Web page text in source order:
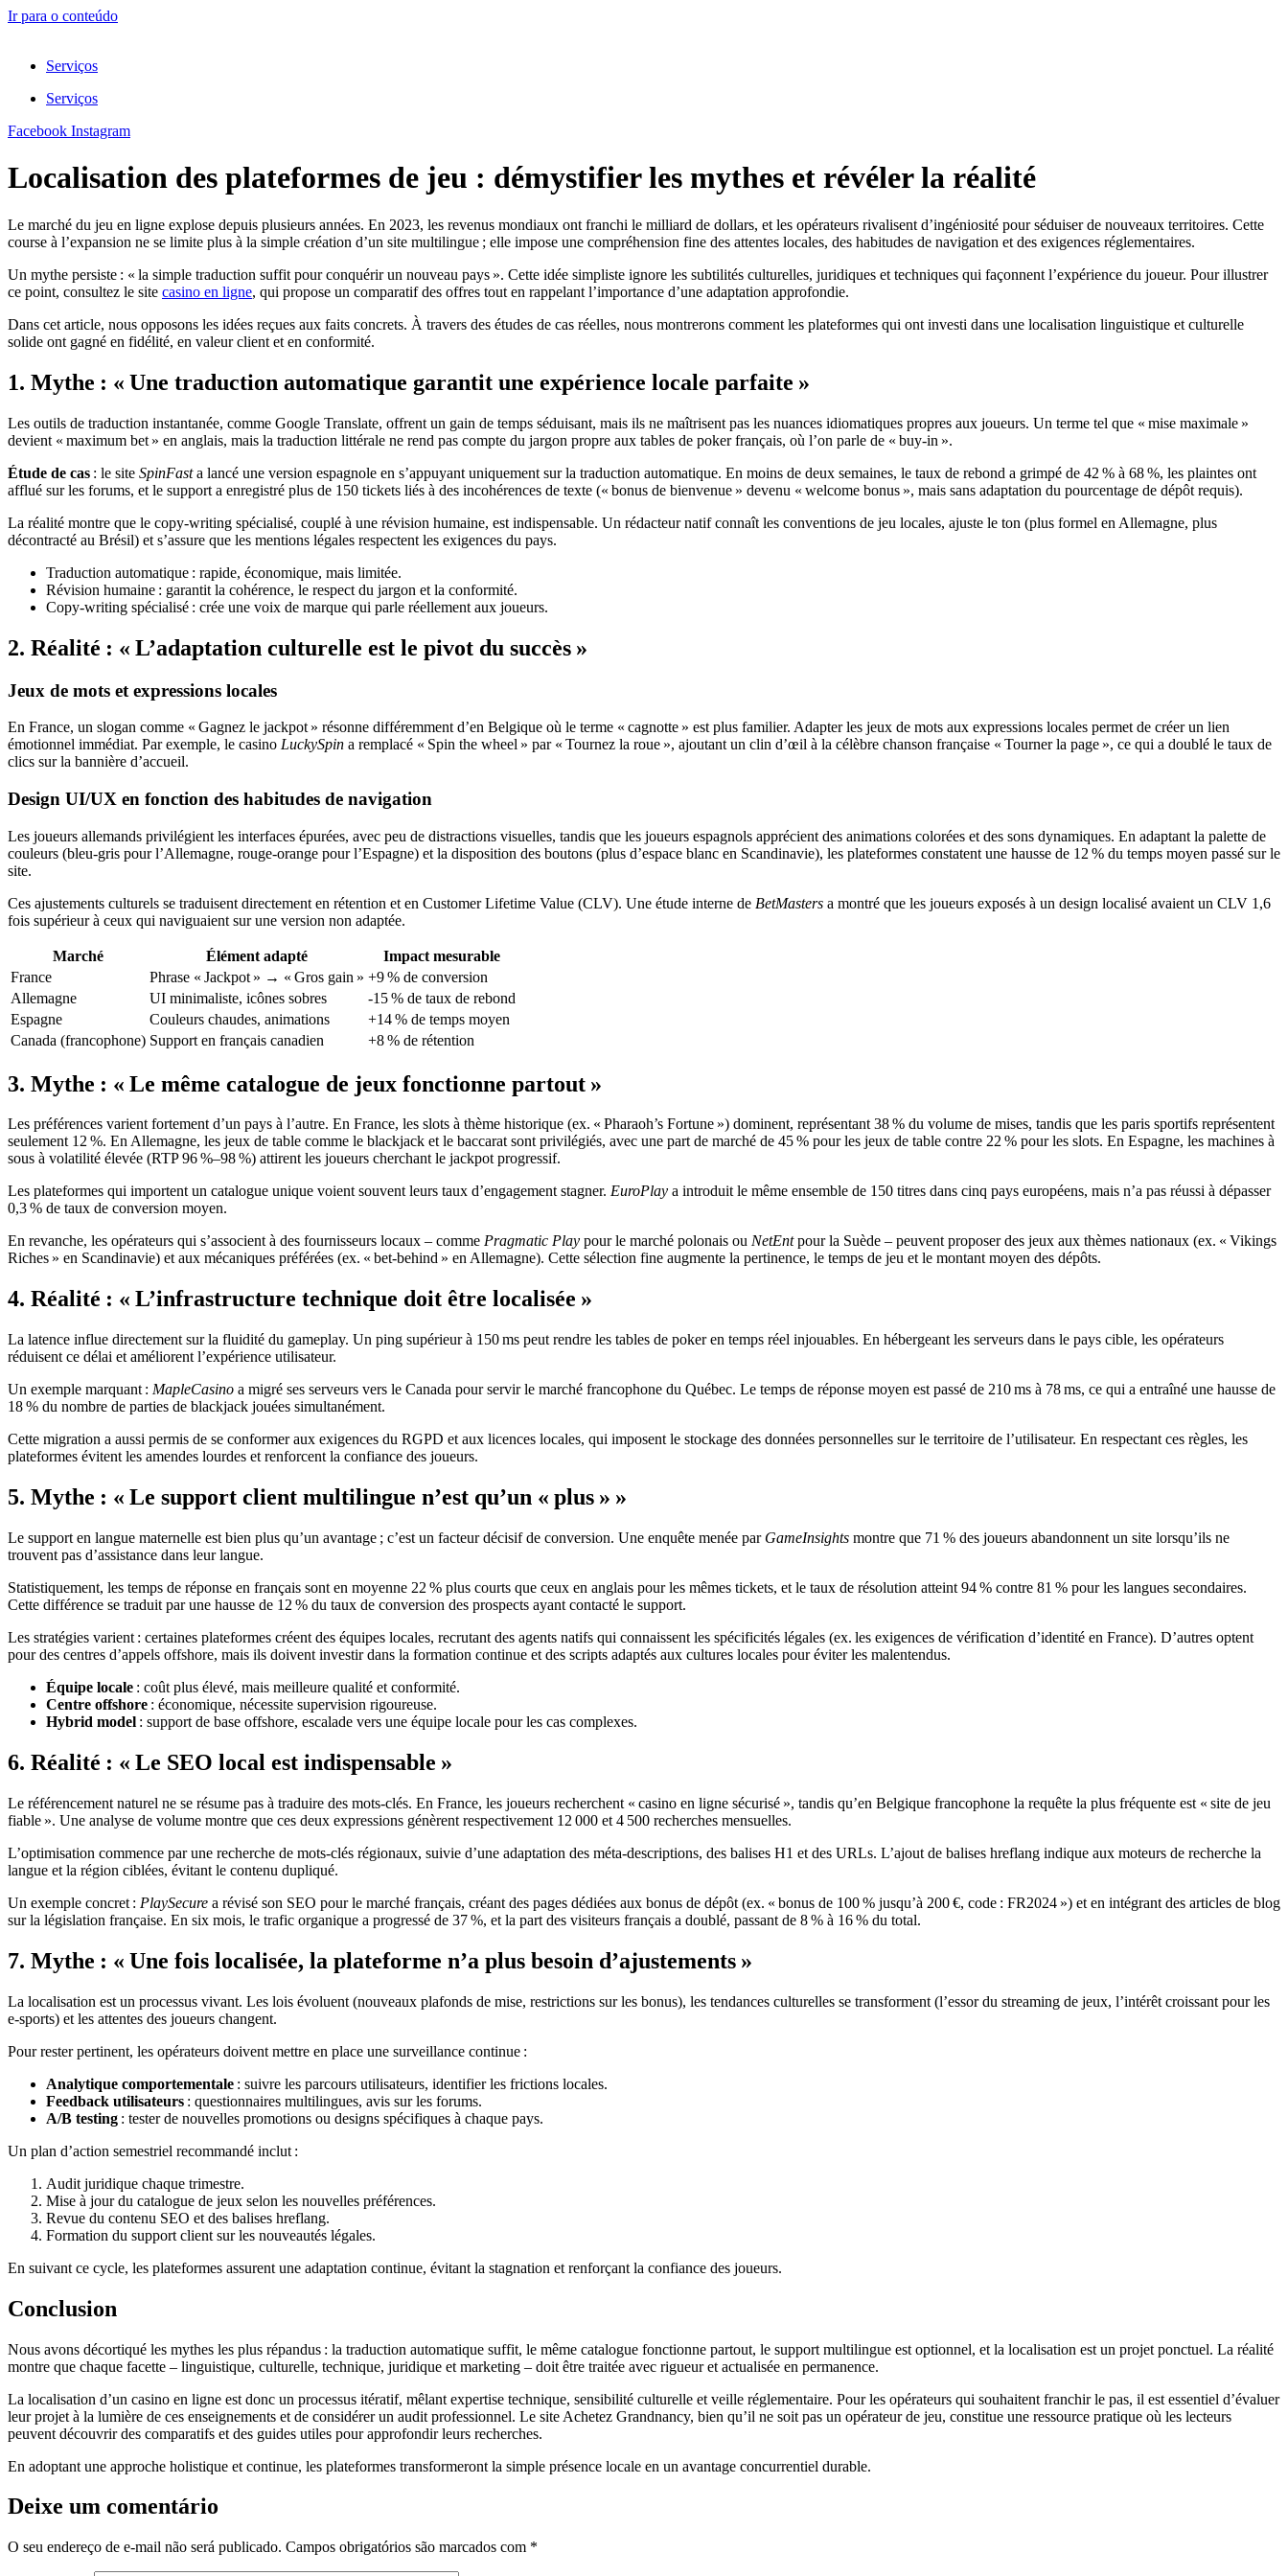
Ir para o conteúdo
Serviços
Serviços
Facebook Instagram
Localisation des plateformes de jeu : démystifier les mythes et révéler la réalité
Le marché du jeu en ligne explose depuis plusieurs années. En 2023, les revenus mondiaux ont franchi le milliard de dollars, et les opérateurs rivalisent d’ingéniosité pour séduiser de nouveaux territoires. Cette
course à l’expansion ne se limite plus à la simple création d’un site multilingue ; elle impose une compréhension fine des attentes locales, des habitudes de navigation et des exigences réglementaires.
Un mythe persiste : « la simple traduction suffit pour conquérir un nouveau pays ». Cette idée simpliste ignore les subtilités culturelles, juridiques et techniques qui façonnent l’expérience du joueur. Pour illustrer
ce point, consultez le site casino en ligne, qui propose un comparatif des offres tout en rappelant l’importance d’une adaptation approfondie.
Dans cet article, nous opposons les idées reçues aux faits concrets. À travers des études de cas réelles, nous montrerons comment les plateformes qui ont investi dans une localisation linguistique et culturelle
solide ont gagné en fidélité, en valeur client et en conformité.
1. Mythe : « Une traduction automatique garantit une expérience locale parfaite »
Les outils de traduction instantanée, comme Google Translate, offrent un gain de temps séduisant, mais ils ne maîtrisent pas les nuances idiomatiques propres aux joueurs. Un terme tel que « mise maximale »
devient « maximum bet » en anglais, mais la traduction littérale ne rend pas compte du jargon propre aux tables de poker français, où l’on parle de « buy‑in ».
Étude de cas : le site SpinFasta lancé une version espagnole en s’appuyant uniquement sur la traduction automatique. En moins de deux semaines, le taux de rebond a grimpé de 42 % à 68 %, les plaintes ont
afflué sur les forums, et le support a enregistré plus de 150 tickets liés à des incohérences de texte (« bonus de bienvenue » devenu « welcome bonus », mais sans adaptation du pourcentage de dépôt requis).
La réalité montre que le copy‑writing spécialisé, couplé à une révision humaine, est indispensable. Un rédacteur natif connaît les conventions de jeu locales, ajuste le ton (plus formel en Allemagne, plus
décontracté au Brésil) et s’assure que les mentions légales respectent les exigences du pays.
Traduction automatique : rapide, économique, mais limitée.
Révision humaine : garantit la cohérence, le respect du jargon et la conformité.
Copy‑writing spécialisé : crée une voix de marque qui parle réellement aux joueurs.
2. Réalité : « L’adaptation culturelle est le pivot du succès »
Jeux de mots et expressions locales
En France, un slogan comme « Gagnez le jackpot » résonne différemment d’en Belgique où le terme « cagnotte » est plus familier. Adapter les jeux de mots aux expressions locales permet de créer un lien
émotionnel immédiat. Par exemple, le casino LuckySpin a remplacé « Spin the wheel » par « Tournez la roue », ajoutant un clin d’œil à la célèbre chanson française « Tourner la page », ce qui a doublé le taux de
clics sur la bannière d’accueil.
Design UI/UX en fonction des habitudes de navigation
Les joueurs allemands privilégient les interfaces épurées, avec peu de distractions visuelles, tandis que les joueurs espagnols apprécient des animations colorées et des sons dynamiques. En adaptant la palette de
couleurs (bleu‑gris pour l’Allemagne, rouge‑orange pour l’Espagne) et la disposition des boutons (plus d’espace blanc en Scandinavie), les plateformes constatent une hausse de 12 % du temps moyen passé sur le
site.
Ces ajustements culturels se traduisent directement en rétention et en Customer Lifetime Value (CLV). Une étude interne de BetMasters a montré que les joueurs exposés à un design localisé avaient un CLV 1,6
fois supérieur à ceux qui naviguaient sur une version non adaptée.
Marché Élément adapté
Impact mesurable
France
Phrase « Jackpot » → « Gros gain » +9 % de conversion
Allemagne
UI minimaliste, icônes sobres
-15 % de taux de rebond
Espagne
Couleurs chaudes, animations
+14 % de temps moyen
Canada (francophone) Support en français canadien +8 % de rétention
3. Mythe : « Le même catalogue de jeux fonctionne partout »
Les préférences varient fortement d’un pays à l’autre. En France, les slots à thème historique (ex. « Pharaoh’s Fortune ») dominent, représentant 38 % du volume de mises, tandis que les paris sportifs représentent
seulement 12 %. En Allemagne, les jeux de table comme le blackjack et le baccarat sont privilégiés, avec une part de marché de 45 % pour les jeux de table contre 22 % pour les slots. En Espagne, les machines à
sous à volatilité élevée (RTP 96 %–98 %) attirent les joueurs cherchant le jackpot progressif.
Les plateformes qui importent un catalogue unique voient souvent leurs taux d’engagement stagner. EuroPlay a introduit le même ensemble de 150 titres dans cinq pays européens, mais n’a pas réussi à dépasser
0,3 % de taux de conversion moyen.
En revanche, les opérateurs qui s’associent à des fournisseurs locaux – comme Pragmatic Play pour le marché polonais ou NetEntpour la Suède – peuvent proposer des jeux aux thèmes nationaux (ex. « Vikings
Riches » en Scandinavie) et aux mécaniques préférées (ex. « bet‑behind » en Allemagne). Cette sélection fine augmente la pertinence, le temps de jeu et le montant moyen des dépôts.
4. Réalité : « L’infrastructure technique doit être localisée »
La latence influe directement sur la fluidité du gameplay. Un ping supérieur à 150 ms peut rendre les tables de poker en temps réel injouables. En hébergeant les serveurs dans le pays cible, les opérateurs
réduisent ce délai et améliorent l’expérience utilisateur.
Un exemple marquant : MapleCasino a migré ses serveurs vers le Canada pour servir le marché francophone du Québec. Le temps de réponse moyen est passé de 210 ms à 78 ms, ce qui a entraîné une hausse de
18 % du nombre de parties de blackjack jouées simultanément.
Cette migration a aussi permis de se conformer aux exigences du RGPD et aux licences locales, qui imposent le stockage des données personnelles sur le territoire de l’utilisateur. En respectant ces règles, les
plateformes évitent les amendes lourdes et renforcent la confiance des joueurs.
5. Mythe : « Le support client multilingue n’est qu’un « plus » »
Le support en langue maternelle est bien plus qu’un avantage ; c’est un facteur décisif de conversion. Une enquête menée par GameInsights montre que 71 % des joueurs abandonnent un site lorsqu’ils ne
trouvent pas d’assistance dans leur langue.
Statistiquement, les temps de réponse en français sont en moyenne 22 % plus courts que ceux en anglais pour les mêmes tickets, et le taux de résolution atteint 94 % contre 81 % pour les langues secondaires.
Cette différence se traduit par une hausse de 12 % du taux de conversion des prospects ayant contacté le support.
Les stratégies varient : certaines plateformes créent des équipes locales, recrutant des agents natifs qui connaissent les spécificités légales (ex. les exigences de vérification d’identité en France). D’autres optent
pour des centres d’appels offshore, mais ils doivent investir dans la formation continue et des scripts adaptés aux cultures locales pour éviter les malentendus.
Équipe locale : coût plus élevé, mais meilleure qualité et conformité.
Centre offshore : économique, nécessite supervision rigoureuse.
Hybrid model : support de base offshore, escalade vers une équipe locale pour les cas complexes.
6. Réalité : « Le SEO local est indispensable »
Le référencement naturel ne se résume pas à traduire des mots‑clés. En France, les joueurs recherchent « casino en ligne sécurisé », tandis qu’en Belgique francophone la requête la plus fréquente est « site de jeu
fiable ». Une analyse de volume montre que ces deux expressions génèrent respectivement 12 000 et 4 500 recherches mensuelles.
L’optimisation commence par une recherche de mots‑clés régionaux, suivie d’une adaptation des méta‑descriptions, des balises H1 et des URLs. L’ajout de balises hreflang indique aux moteurs de recherche la
langue et la région ciblées, évitant le contenu dupliqué.
Un exemple concret : PlaySecure a révisé son SEO pour le marché français, créant des pages dédiées aux bonus de dépôt (ex. « bonus de 100 % jusqu’à 200 €, code : FR2024 ») et en intégrant des articles de blog
sur la législation française. En six mois, le trafic organique a progressé de 37 %, et la part des visiteurs français a doublé, passant de 8 % à 16 % du total.
7. Mythe : « Une fois localisée, la plateforme n’a plus besoin d’ajustements »
La localisation est un processus vivant. Les lois évoluent (nouveaux plafonds de mise, restrictions sur les bonus), les tendances culturelles se transforment (l’essor du streaming de jeux, l’intérêt croissant pour les
e‑sports) et les attentes des joueurs changent.
Pour rester pertinent, les opérateurs doivent mettre en place une surveillance continue :
Analytique comportementale : suivre les parcours utilisateurs, identifier les frictions locales.
Feedback utilisateurs : questionnaires multilingues, avis sur les forums.
A/B testing : tester de nouvelles promotions ou designs spécifiques à chaque pays.
Un plan d’action semestriel recommandé inclut :
Audit juridique chaque trimestre.
Mise à jour du catalogue de jeux selon les nouvelles préférences.
Revue du contenu SEO et des balises hreflang.
Formation du support client sur les nouveautés légales.
En suivant ce cycle, les plateformes assurent une adaptation continue, évitant la stagnation et renforçant la confiance des joueurs.
Conclusion
Nous avons décortiqué les mythes les plus répandus : la traduction automatique suffit, le même catalogue fonctionne partout, le support multilingue est optionnel, et la localisation est un projet ponctuel. La réalité
montre que chaque facette – linguistique, culturelle, technique, juridique et marketing – doit être traitée avec rigueur et actualisée en permanence.
La localisation d’un casino en ligne est donc un processus itératif, mêlant expertise technique, sensibilité culturelle et veille réglementaire. Pour les opérateurs qui souhaitent franchir le pas, il est essentiel d’évaluer
leur projet à la lumière de ces enseignements et de considérer un audit professionnel. Le site Achetez Grandnancy, bien qu’il ne soit pas un opérateur de jeu, constitue une ressource pratique où les lecteurs
peuvent découvrir des comparatifs et des guides utiles pour approfondir leurs recherches.
En adoptant une approche holistique et continue, les plateformes transformeront la simple présence locale en un avantage concurrentiel durable.
Deixe um comentário
O seu endereço de e-mail não será publicado. Campos obrigatórios são marcados com *